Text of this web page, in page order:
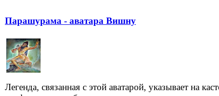
Парашурама - аватара Вишну
Легенда, связанная с этой аватарой, указывает на